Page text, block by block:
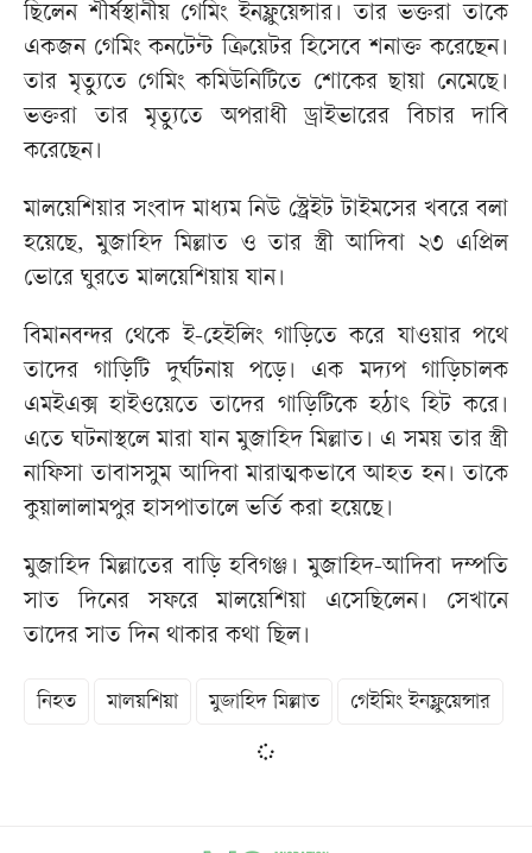
ছিলেন শীর্ষস্থানীয় গেমিং ইনফ্লুয়েন্সার। তার ভক্তরা তাকে
একজন গেমিং কনটেন্ট ক্রিয়েটর হিসেবে শনাক্ত করেছেন।
তার মৃত্যুতে গেমিং কমিউনিটিতে শোকের ছায়া নেমেছে।
ভক্তরা তার মৃত্যুতে অপরাধী ড্রাইভারের বিচার দাবি
করেছেন।
মালয়েশিয়ার সংবাদ মাধ্যম নিউ স্ট্রেইট টাইমসের খবরে বলা
হয়েছে, মুজাহিদ মিল্লাত ও তার স্ত্রী আদিবা ২৩ এপ্রিল
ভোরে ঘুরতে মালয়েশিয়ায় যান।
বিমানবন্দর থেকে ই-হেইলিং গাড়িতে করে যাওয়ার পথে
তাদের গাড়িটি দুর্ঘটনায় পড়ে। এক মদ্যপ গাড়িচালক
এমইএক্স হাইওয়েতে তাদের গাড়িটিকে হঠাৎ হিট করে।
এতে ঘটনাস্থলে মারা যান মুজাহিদ মিল্লাত। এ সময় তার স্ত্রী
নাফিসা তাবাসসুম আদিবা মারাত্মকভাবে আহত হন। তাকে
কুয়ালালামপুর হাসপাতালে ভর্তি করা হয়েছে।
মুজাহিদ মিল্লাতের বাড়ি হবিগঞ্জ। মুজাহিদ-আদিবা দম্পতি
সাত দিনের সফরে মালয়েশিয়া এসেছিলেন। সেখানে
তাদের সাত দিন থাকার কথা ছিল।
নিহত মালয়শিয়া মুজাহিদ মিল্লাত গেইমিং ইনফ্লুয়েন্সার